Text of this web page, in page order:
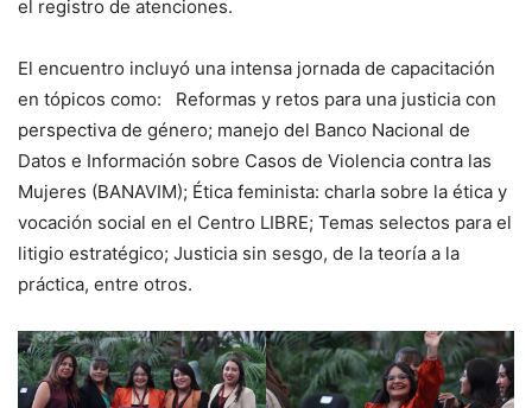
el registro de atenciones.
El encuentro incluyó una intensa jornada de capacitación
en tópicos como: Reformas y retos para una justicia con
perspectiva de género; manejo del Banco Nacional de
Datos e Información sobre Casos de Violencia contra las
Mujeres (BANAVIM); Ética feminista: charla sobre la ética y
vocación social en el Centro LIBRE; Temas selectos para el
litigio estratégico; Justicia sin sesgo, de la teoría a la
práctica, entre otros.